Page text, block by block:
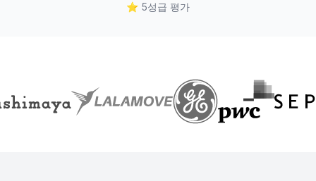
⭐ 5성급 평가